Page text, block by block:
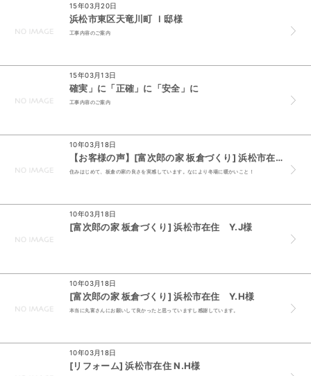
15年03月20日
浜松市東区天竜川町 Ｉ邸様
工事内容のご案内
15年03月13日
確実」に「正確」に「安全」に
工事内容のご案内
10年03月18日
【お客様の声】[富次郎の家 板倉づくり] 浜松市在住 M.M様
住みはじめて、板倉の家の良さを実感しています。なにより冬場に暖かいこと！
10年03月18日
[富次郎の家 板倉づくり] 浜松市在住 Y.J様
10年03月18日
[富次郎の家 板倉づくり] 浜松市在住 Y.H様
本当に丸富さんにお願いして良かったと思っていますし感謝しています。
10年03月18日
[リフォーム] 浜松市在住 N.H様